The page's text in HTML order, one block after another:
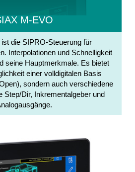
M-EVO
die SIPRO-Steuerung für
Interpolationen und Schnelligkeit
seine Hauptmerkmale. Es bietet
einer volldigitalen Basis
sondern auch verschiedene
Step/Dir, Inkrementalgeber und